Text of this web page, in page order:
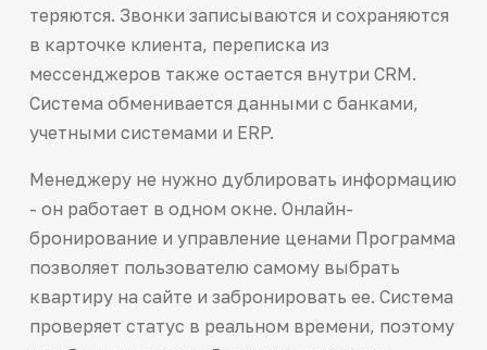
теряются. Звонки записываются и сохраняются
в карточке клиента, переписка из
мессенджеров также остается внутри CRM.
Система обменивается данными с банками,
учетными системами и ERP.
Менеджеру не нужно дублировать информацию
- он работает в одном окне. Онлайн-
бронирование и управление ценами Программа
позволяет пользователю самому выбрать
квартиру на сайте и забронировать ее. Система
проверяет статус в реальном времени, поэтому